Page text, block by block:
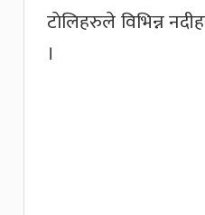
टाेलिहरुले विभिन्न
।